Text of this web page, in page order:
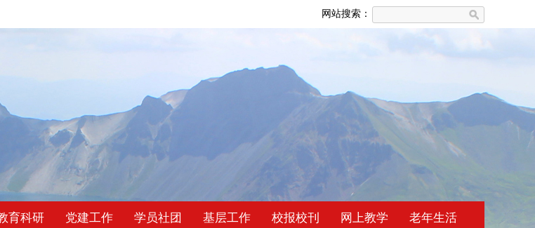
网站搜索：
育科研 党建工作 学员社团 基层工作 校报校刊 网上教学 老年生活